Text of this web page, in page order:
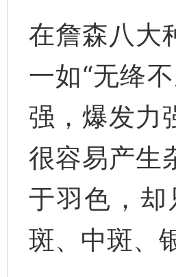
在詹森八大
一如“无绛
强，爆发力
很容易产生
于羽色，
斑、中斑、